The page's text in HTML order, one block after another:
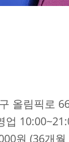
올림픽로
업
원 (36개